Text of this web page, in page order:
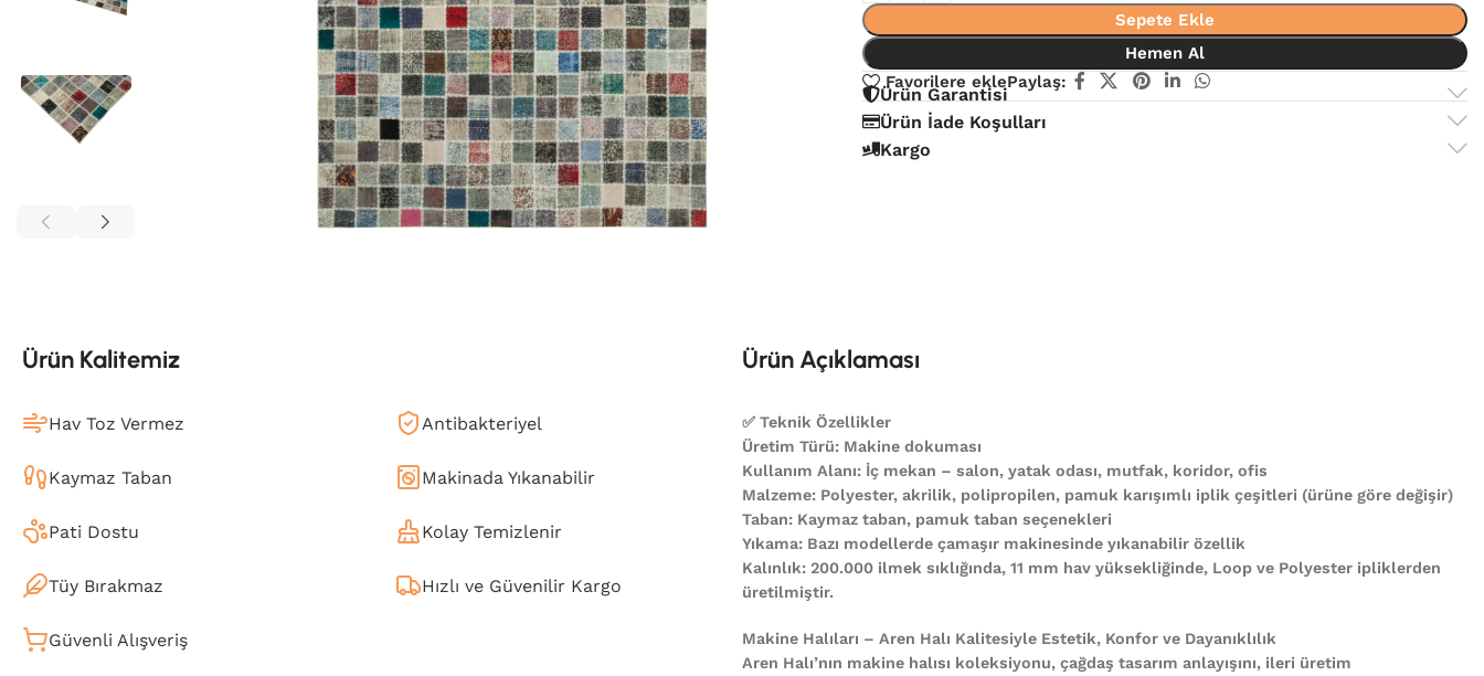
Sepete Ekle
Hemen Al
Favorilere eklePaylaş:
Ürün Garantisi
Ürün İade Koşulları
Kargo
Ürün Kalitemiz
Hav Toz Vermez Antibakteriyel
Kaymaz Taban Makinada Yıkanabilir
Pati Dostu Kolay Temizlenir
Tüy Bırakmaz Hızlı ve Güvenilir Kargo
Güvenli Alışveriş
Ürün Açıklaması
✅ Teknik Özellikler
Üretim Türü: Makine dokuması
Kullanım Alanı: İç mekan – salon, yatak odası, mutfak, koridor, ofis
Malzeme: Polyester, akrilik, polipropilen, pamuk karışımlı iplik çeşitleri (ürüne göre değişir)
Taban: Kaymaz taban, pamuk taban seçenekleri
Yıkama: Bazı modellerde çamaşır makinesinde yıkanabilir özellik
Kalınlık: 200.000 ilmek sıklığında, 11 mm hav yüksekliğinde, Loop ve Polyester ipliklerden
üretilmiştir.
Makine Halıları – Aren Halı Kalitesiyle Estetik, Konfor ve Dayanıklılık
Aren Halı’nın makine halısı koleksiyonu, çağdaş tasarım anlayışını, ileri üretim